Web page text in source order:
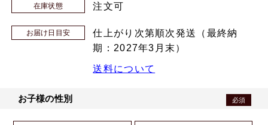
在庫状態 注文可
お届け日目安
仕上がり次第順次発送（最終納
期：2027年3月末）
送料について
お子様の性別 必須